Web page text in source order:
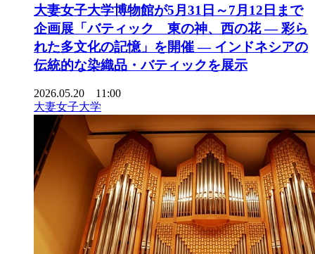
大妻女子大学博物館が5月31日～7月12日まで
企画展「バティック 東の神、西の花 ― 彩ら
れた多文化の記憶」を開催 ― インドネシアの
伝統的な染織品・バティックを展示
2026.05.20 11:00
大妻女子大学